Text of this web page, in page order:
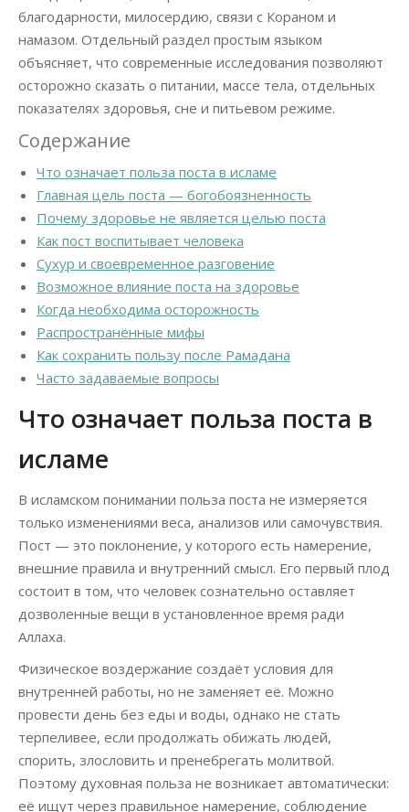
благодарности, милосердию, связи с Кораном и
намазом. Отдельный раздел простым языком
объясняет, что современные исследования позволяют
осторожно сказать о питании, массе тела, отдельных
показателях здоровья, сне и питьевом режиме.
Содержание
Что означает польза поста в исламе
Главная цель поста — богобоязненность
Почему здоровье не является целью поста
Как пост воспитывает человека
Сухур и своевременное разговение
Возможное влияние поста на здоровье
Когда необходима осторожность
Распространённые мифы
Как сохранить пользу после Рамадана
Часто задаваемые вопросы
Что означает польза поста в
исламе
В исламском понимании польза поста не измеряется
только изменениями веса, анализов или самочувствия.
Пост — это поклонение, у которого есть намерение,
внешние правила и внутренний смысл. Его первый плод
состоит в том, что человек сознательно оставляет
дозволенные вещи в установленное время ради
Аллаха.
Физическое воздержание создаёт условия для
внутренней работы, но не заменяет её. Можно
провести день без еды и воды, однако не стать
терпеливее, если продолжать обижать людей,
спорить, злословить и пренебрегать молитвой.
Поэтому духовная польза не возникает автоматически:
её ищут через правильное намерение, соблюдение